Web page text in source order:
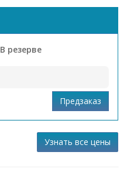
В резерве
Узнать все цены